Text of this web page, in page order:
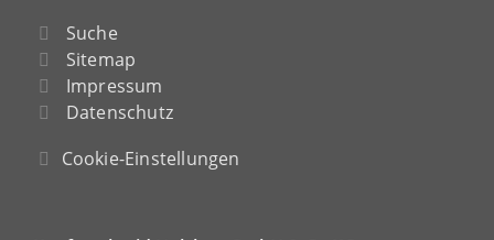
Suche
Sitemap
Impressum
Datenschutz
Cookie-Einstellungen